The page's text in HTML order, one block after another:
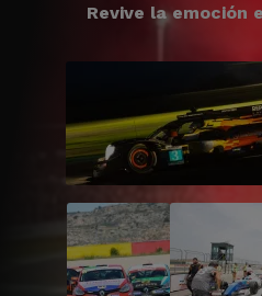
Revive la emoción